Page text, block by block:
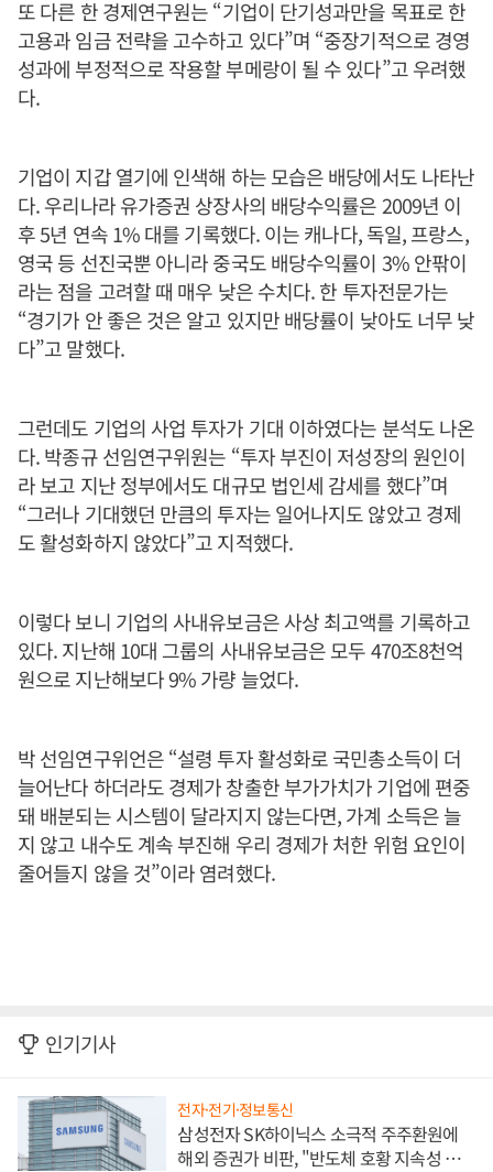
또 다른 한 경제연구원는 “기업이 단기성과만을 목표로 한
고용과 임금 전략을 고수하고 있다”며 “중장기적으로 경영
성과에 부정적으로 작용할 부메랑이 될 수 있다”고 우려했
다.
기업이 지갑 열기에 인색해 하는 모습은 배당에서도 나타난
다. 우리나라 유가증권 상장사의 배당수익률은 2009년 이
후 5년 연속 1% 대를 기록했다. 이는 캐나다, 독일, 프랑스,
영국 등 선진국뿐 아니라 중국도 배당수익률이 3% 안팎이
라는 점을 고려할 때 매우 낮은 수치다. 한 투자전문가는
“경기가 안 좋은 것은 알고 있지만 배당률이 낮아도 너무 낮
다”고 말했다.
그런데도 기업의 사업 투자가 기대 이하였다는 분석도 나온
다. 박종규 선임연구위원는 “투자 부진이 저성장의 원인이
라 보고 지난 정부에서도 대규모 법인세 감세를 했다”며
“그러나 기대했던 만큼의 투자는 일어나지도 않았고 경제
도 활성화하지 않았다”고 지적했다.
이렇다 보니 기업의 사내유보금은 사상 최고액를 기록하고
있다. 지난해 10대 그룹의 사내유보금은 모두 470조8천억
원으로 지난해보다 9% 가량 늘었다.
박 선임연구위언은 “설령 투자 활성화로 국민총소득이 더
늘어난다 하더라도 경제가 창출한 부가가치가 기업에 편중
돼 배분되는 시스템이 달라지지 않는다면, 가계 소득은 늘
지 않고 내수도 계속 부진해 우리 경제가 처한 위험 요인이
줄어들지 않을 것”이라 염려했다.
인기기사
전자·전기·정보통신
삼성전자 SK하이닉스 소극적 주주환원에
해외 증권가 비판, "반도체 호황 지속성 의